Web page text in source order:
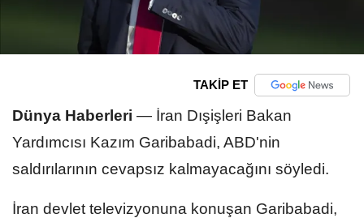
TAKİP ET
Dünya Haberleri — İran Dışişleri Bakan
Yardımcısı Kazım Garibabadi, ABD'nin
saldırılarının cevapsız kalmayacağını söyledi.
İran devlet televizyonuna konuşan Garibabadi,